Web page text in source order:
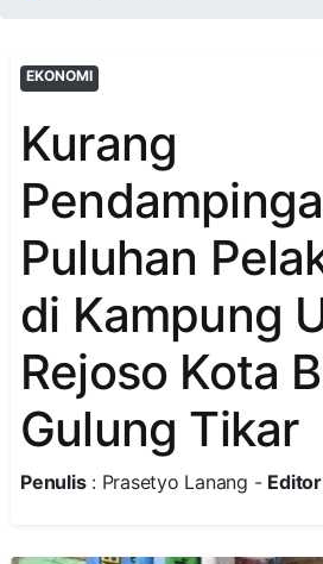
EKONOMI
Kurang
Puluhan
di Kampung
Rejoso Kota
Gulung Tikar
Penulis: Prasetyo Lanang -